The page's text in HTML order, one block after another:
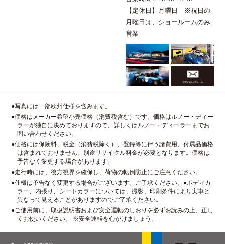
【定休日】月曜日 ※祝日の
月曜日は、ショールームのみ
営業
●写真には一部欧州仕様を含みます。
●価格はメーカー希望小売価格（消費税含む）です。価格はルノー・ディー
ラーが独自に決めておりますので、詳しくはルノー・ディーラーまでお
問い合わせください。
●価格には保険料、税金（消費税除く）、登録等に伴う諸費用、付属品価格
は含まれておりません。別途リサイクル料金が必要となります。価格は
予告なく変更する場合があります。
●走行時には、後方視界を確保し、荷物の転倒防止にご注意ください。
●仕様は予告なく変更する場合がございます。ご了承ください。●ボディカ
ラー、内張り、シートカラーについては、撮影、印刷条件により実車と
異なって見えることがありますのでご了承ください。
●ご使用前に、取扱説明書および安全運転のしおりを必ずお読みの上、正し
くお使いください。 ※安全運転を心がけましょう。